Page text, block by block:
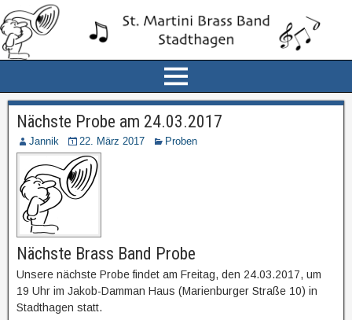
Nächste Probe am 24.03.2017
Jannik 22. März 2017 Proben
Nächste Brass Band Probe
Unsere nächste Probe findet am Freitag, den 24.03.2017, um
19 Uhr im Jakob-Damman Haus (Marienburger Straße 10) in
Stadthagen statt.